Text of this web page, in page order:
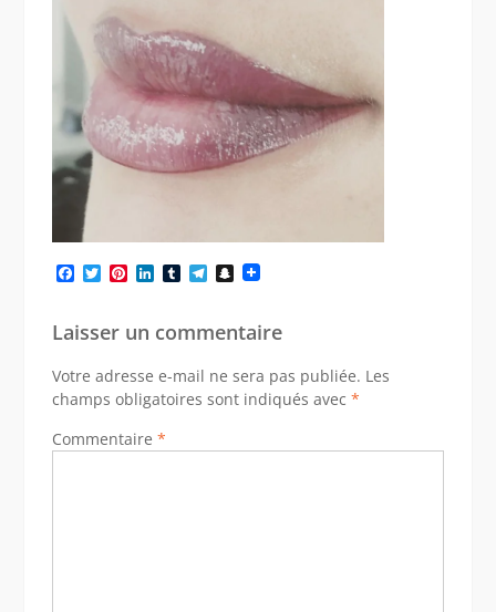
Laisser un commentaire
Votre adresse e-mail ne sera pas publiée. Les
champs obligatoires sont indiqués avec *
Commentaire *